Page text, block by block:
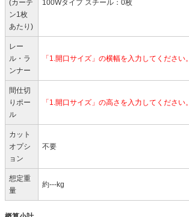
(カーテ
ン1枚
あたり)
100Wタイプ スチール：0枚
レー
ル・ラ
ンナー
「1.開口サイズ」の横幅を入力してください。
間仕切
りポー
ル
「1.開口サイズ」の高さを入力してください。
カット
オプシ
ョン
不要
想定重
量
約---kg